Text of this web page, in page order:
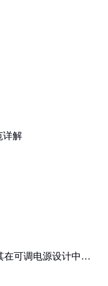
详解
在可调电源设计中的